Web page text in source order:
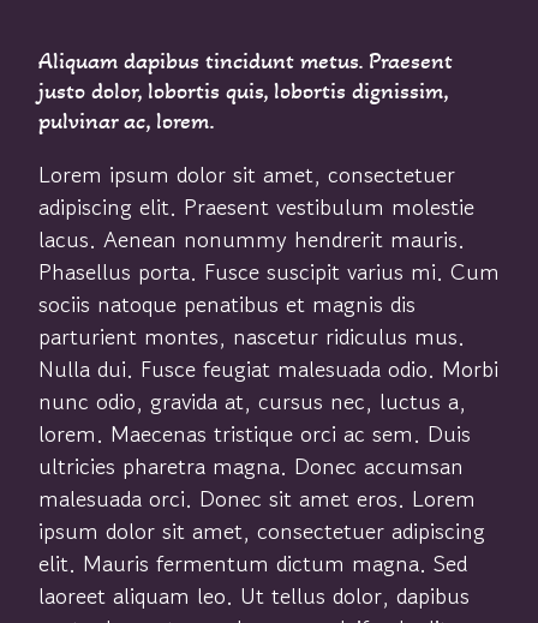
Aliquam dapibus tincidunt metus. Praesent
justo dolor, lobortis quis, lobortis dignissim,
pulvinar ac, lorem.
Lorem ipsum dolor sit amet, consectetuer
adipiscing elit. Praesent vestibulum molestie
lacus. Aenean nonummy hendrerit mauris.
Phasellus porta. Fusce suscipit varius mi. Cum
sociis natoque penatibus et magnis dis
parturient montes, nascetur ridiculus mus.
Nulla dui. Fusce feugiat malesuada odio. Morbi
nunc odio, gravida at, cursus nec, luctus a,
lorem. Maecenas tristique orci ac sem. Duis
ultricies pharetra magna. Donec accumsan
malesuada orci. Donec sit amet eros. Lorem
ipsum dolor sit amet, consectetuer adipiscing
elit. Mauris fermentum dictum magna. Sed
laoreet aliquam leo. Ut tellus dolor, dapibus